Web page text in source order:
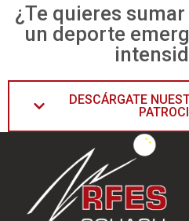
¿Te quieres
un deporte
DESCÁRGATE